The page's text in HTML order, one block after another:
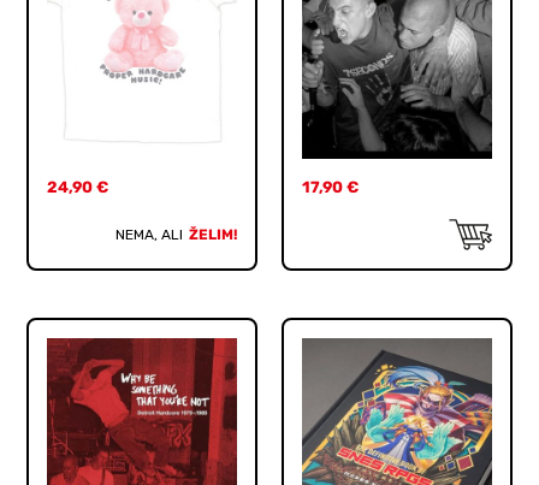
24,90€
NEMA, ALI ŽELIM!
17,90 €